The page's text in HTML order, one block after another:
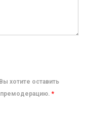
хотите оставить
премодерацию. *